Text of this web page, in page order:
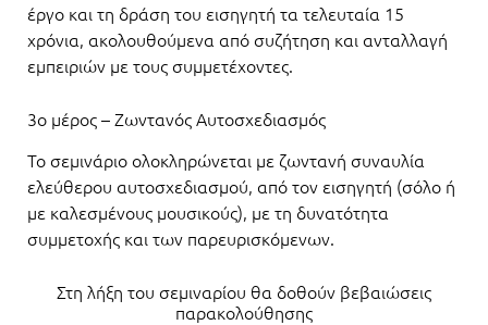
έργο και τη δράση του εισηγητή τα τελευταία 15
χρόνια, ακολουθούμενα από συζήτηση και ανταλλαγή
εμπειριών με τους συμμετέχοντες.
3ο μέρος – Ζωντανός Αυτοσχεδιασμός
Το σεμινάριο ολοκληρώνεται με ζωντανή συναυλία
ελεύθερου αυτοσχεδιασμού, από τον εισηγητή (σόλο ή
με καλεσμένους μουσικούς), με τη δυνατότητα
συμμετοχής και των παρευρισκόμενων.
Στη λήξη του σεμιναρίου θα δοθούν βεβαιώσεις
παρακολούθησης